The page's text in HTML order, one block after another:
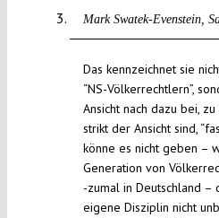
Mark Swatek-Evenstein
Das kennzeichnet sie
“NS-Völkerrechtlern”,
Ansicht nach dazu bei,
strikt der Ansicht sind,
könne es nicht geben –
Generation von
-zumal in Deutschland –
eigene Disziplin nicht